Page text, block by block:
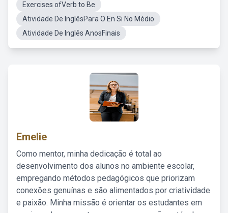
Exercises ofVerb to Be
Atividade De InglêsPara O En Si No Médio
Atividade De Inglês AnosFinais
Emelie
Como mentor, minha dedicação é total ao
desenvolvimento dos alunos no ambiente escolar,
empregando métodos pedagógicos que priorizam
conexões genuínas e são alimentados por criatividade
e paixão. Minha missão é orientar os estudantes em